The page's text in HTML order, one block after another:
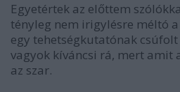
Egyetértek az előttem
tényleg nem irigylésre méltó
egy tehetségkutatónak
vagyok kíváncsi rá, mert amit
az szar.